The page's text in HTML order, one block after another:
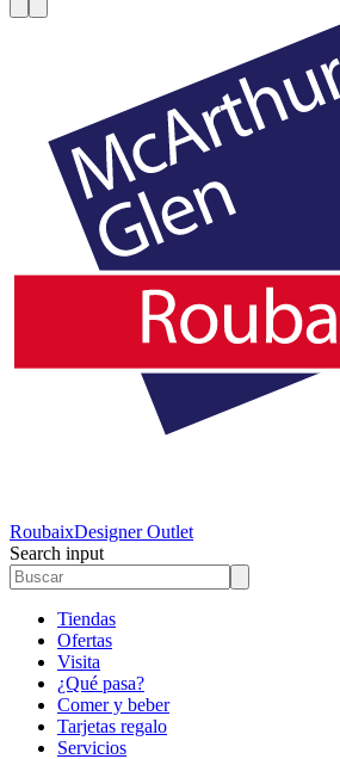
RoubaixDesigner Outlet
Search input
Tiendas
Ofertas
Visita
¿Qué pasa?
Comer y beber
Tarjetas regalo
Servicios